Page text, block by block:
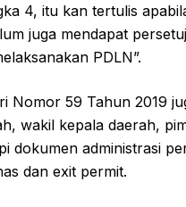
4, itu kan tertulis
juga mendapat
PDLN”.
Nomor 59 Tahun 2019
wakil kepala daerah,
dokumen administrasi
dan exit permit.